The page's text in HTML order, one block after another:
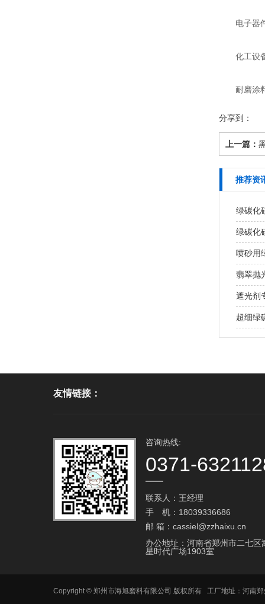
电子器件
化工设备
耐磨涂料
分享到：
上一篇：
推荐资
绿碳化
绿碳化
喷砂用
翡翠抛
遮光剂
超细绿
友情链接：
咨询热线:
0371-
联系人：王经理
手 机：18039336686
邮 箱：cassiel@zzhaixu.cn
办公地址：河南省郑州市二七区
星时代广场1903室
Copyright © 郑州市海旭磨料有限公司 版权所有 工厂地址：河